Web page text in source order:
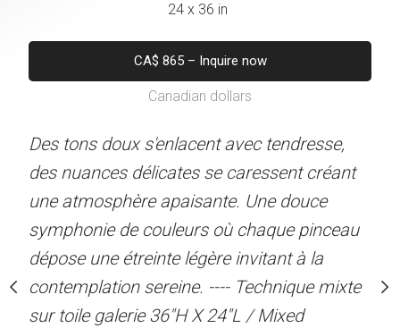
avec tendresse,
se caressent créant
Une douce
où chaque pinceau
invitant à la
---- Technique mixte
X 24"L / Mixed
es étoiles scintillantes
céleste. Les tons de
évoquent l'immensité de
invitation à plonger
parmi les constellations.
sur toile galerie avec
- 26"H X 38"L / Mixed
24 x 36 in
CA$ 865 – Inquire now
Canadian dollars
Des tons doux s'enlacent avec tendresse,
des nuances délicates se caressent créant
une atmosphère apaisante. Une douce
symphonie de couleurs où chaque pinceau
dépose une étreinte légère invitant à la
contemplation sereine. ---- Technique mixte
sur toile galerie 36"H X 24"L / Mixed